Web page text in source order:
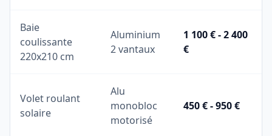
Baie
coulissante
220x210 cm
Aluminium
2 vantaux
1 100 € - 2 400
€
Volet roulant
solaire
Alu
monobloc
motorisé
450 € - 950 €